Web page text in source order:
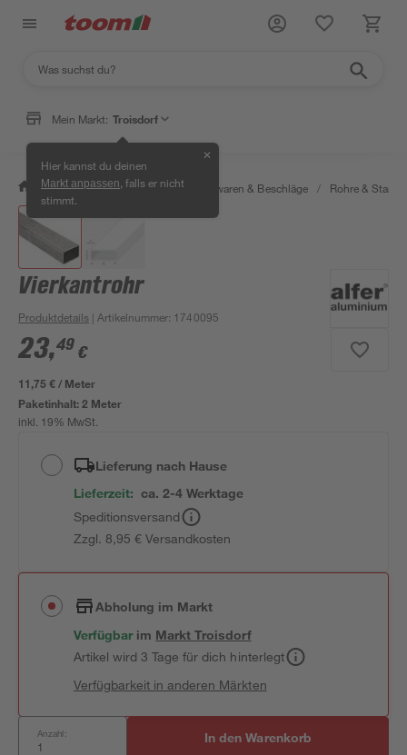
Mein Markt: Troisdorf
Hier kannst du deinen
Markt anpassen , falls er nicht
stimmt.
✕
/ Werkstatt & Maschinen / Eisenwaren & Beschläge / Rohre &
Vierkantrohr
Produktdetails | Artikelnummer: 1740095
23,49 €
11,75 € / Meter
Paketinhalt:2 Meter
inkl. 19% MwSt.
Lieferung nach Hause
Lieferzeit: ca. 2-4 Werktage
Speditionsversand
Zzgl. 8,95 € Versandkosten
Abholung im Markt
Verfügbar im MarktTroisdorf
Artikel wird 3 Tage für dich hinterlegt
Verfügbarkeit in anderen Märkten
Anzahl: In den Warenkorb